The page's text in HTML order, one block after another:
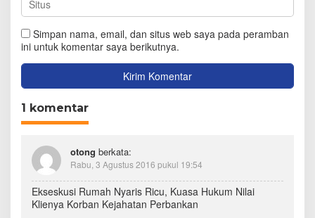
Simpan nama, email, dan situs web saya pada peramban
ini untuk komentar saya berikutnya.
1 komentar
otong berkata:
Rabu, 3 Agustus 2016 pukul 19:54
Ekseskusi Rumah Nyaris Ricu, Kuasa Hukum Nilai
Klienya Korban Kejahatan Perbankan